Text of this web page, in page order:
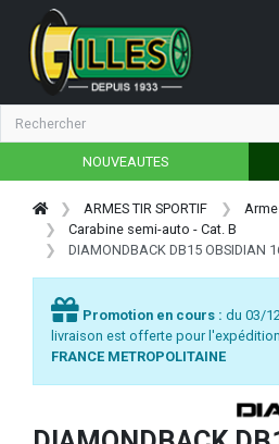
NOUVEAUTES
ARMES TIR SPORTIF
Carabine semi-auto - Cat. B
DIAMONDBACK DB15 OBSIDIAN
Promotion en cours : du 03/
livraison est offerte pour
FRANCE METROPOLITAINE